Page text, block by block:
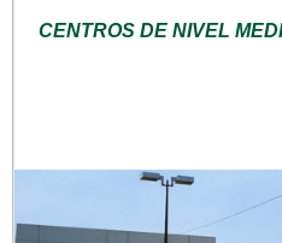
CENTROS DE NIVEL